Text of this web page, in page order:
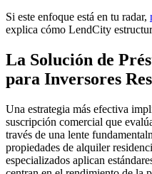
Si este enfoque está en tu radar,
explica cómo LendCity
La Solución de
para Inversores
Una estrategia más efectiva
suscripción comercial que
través de una lente
propiedades de alquiler
especializados aplican